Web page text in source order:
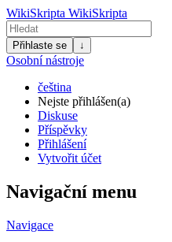
WikiSkripta WikiSkripta
Přihlaste se ↓
Osobní nástroje
čeština
Nejste přihlášen(a)
Diskuse
Příspěvky
Přihlášení
Vytvořit účet
Navigační menu
Navigace